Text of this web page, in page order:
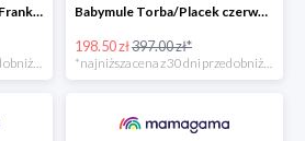
Torba do wózka Babymel Frankie-Black -35% Babymule Torba/Placek czerwono-szara do wózka -50%
198.50 zł397.00 zł*